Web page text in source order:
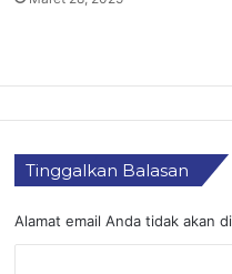
Tinggalkan Balasan
Alamat email Anda tidak akan